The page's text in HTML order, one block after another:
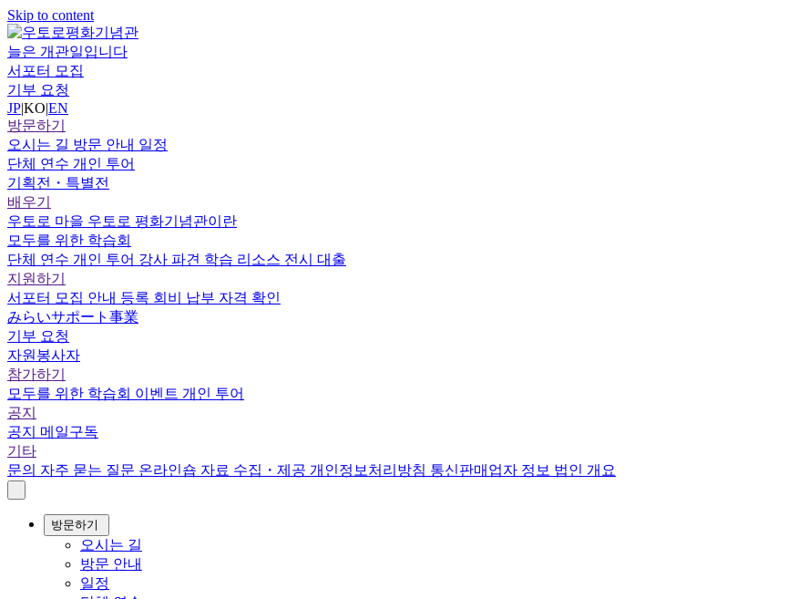
Skip to content
늘은 개관일입니다
서포터 모집
기부 요청
JP|KO|EN
방문하기
오시는 길 방문 안내 일정
단체 연수 개인 투어
기획전・특별전
배우기
우토로 마을 우토로 평화기념관이란
모두를 위한 학습회
단체 연수 개인 투어 강사 파견 학습 리소스 전시 대출
지원하기
서포터 모집 안내 등록 회비 납부 자격 확인
みらいサポート事業
기부 요청
자원봉사자
참가하기
모두를 위한 학습회 이벤트 개인 투어
공지
공지 메일구독
기타
문의 자주 묻는 질문 온라인숍 자료 수집・제공 개인정보처리방침 통신판매업자 정보 법인 개요
방문하기
오시는 길
방문 안내
일정